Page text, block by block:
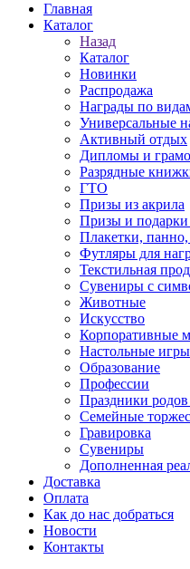
Главная
Каталог
Назад
Каталог
Новинки
Распродажа
Награды по
Универсальные
Активный отдых
Дипломы и
Разрядные
ГТО
Призы из акрила
Призы и подарки
Плакетки, панно,
Футляры для
Текстильная
Сувениры с
Животные
Искусство
Корпоративные
Настольные игры
Образование
Профессии
Праздники
Семейные
Гравировка
Сувениры
Дополненная
Доставка
Оплата
Как до нас добраться
Новости
Контакты